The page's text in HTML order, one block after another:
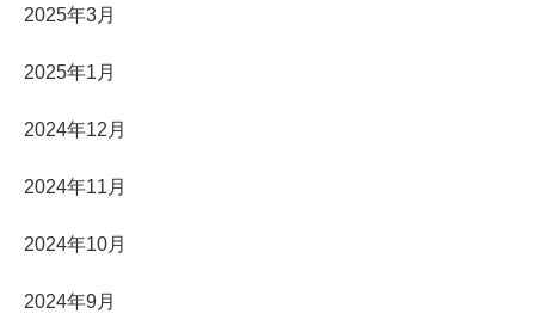
2025年3月
2025年1月
2024年12月
2024年11月
2024年10月
2024年9月